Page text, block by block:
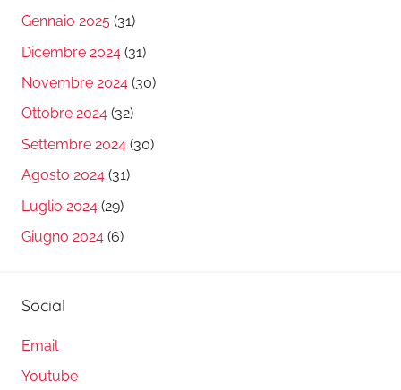
Gennaio 2025 (31)
Dicembre 2024 (31)
Novembre 2024 (30)
Ottobre 2024 (32)
Settembre 2024 (30)
Agosto 2024 (31)
Luglio 2024 (29)
Giugno 2024 (6)
Social
Email
Youtube